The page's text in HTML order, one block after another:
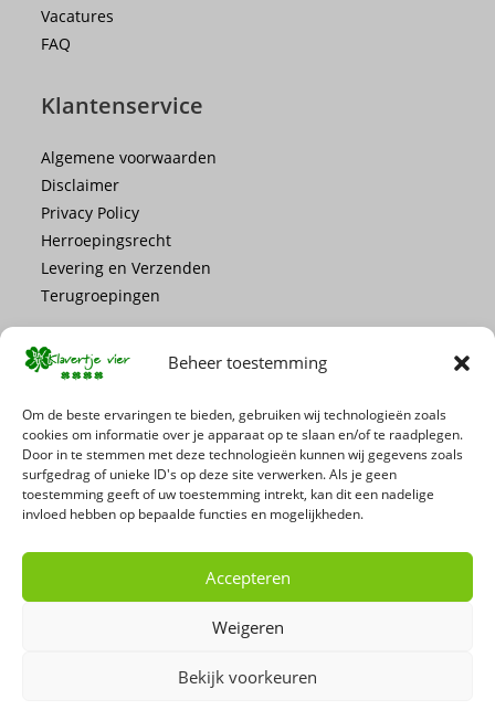
Beheer toestemming
Om de beste ervaringen te bieden, gebruiken wij technologieën zoals
cookies om informatie over je apparaat op te slaan en/of te raadplegen.
Door in te stemmen met deze technologieën kunnen wij gegevens zoals
surfgedrag of unieke ID's op deze site verwerken. Als je geen
toestemming geeft of uw toestemming intrekt, kan dit een nadelige
invloed hebben op bepaalde functies en mogelijkheden.
Accepteren
Weigeren
Bekijk voorkeuren
Vacatures
FAQ
Klantenservice
Algemene voorwaarden
Disclaimer
Privacy Policy
Herroepingsrecht
Levering en Verzenden
Terugroepingen
Mis geen enkele actie of promotie!
Schrijf je in voor onze nieuwsbrief